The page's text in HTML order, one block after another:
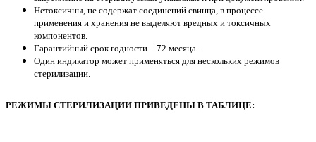
Нетоксичны, не содержат соединений свинца, в процессе
применения и хранения не выделяют вредных и токсичных
компонентов.
Гарантийный срок годности – 72 месяца.
Один индикатор может применяться для нескольких режимов
стерилизации.
РЕЖИМЫ СТЕРИЛИЗАЦИИ ПРИВЕДЕНЫ В ТАБЛИЦЕ: